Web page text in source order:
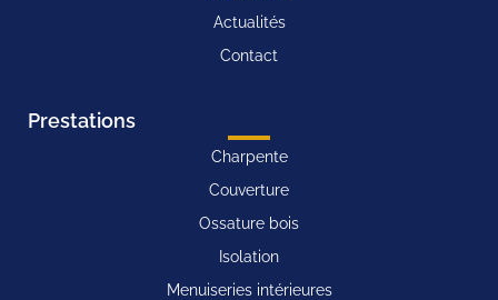
Actualités
Contact
Prestations
Charpente
Couverture
Ossature bois
Isolation
Menuiseries intérieures